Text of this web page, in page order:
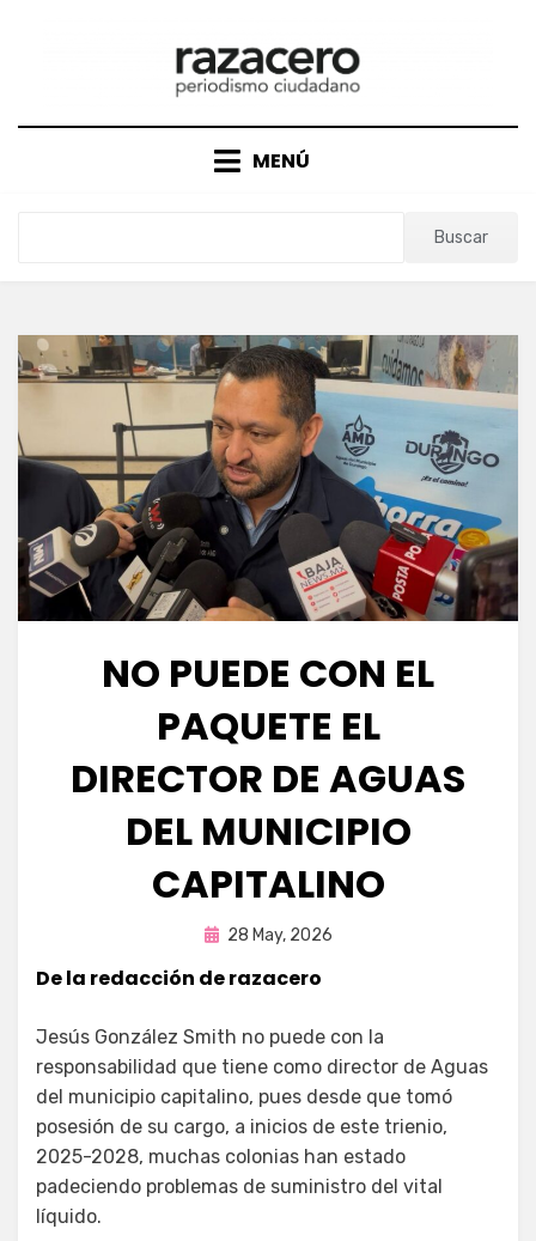
MENÚ
Buscar
NO PUEDE CON EL
PAQUETE EL
DIRECTOR DE AGUAS
DEL MUNICIPIO
CAPITALINO
porFernando Miranda Servín
Publicada
28 May, 2026
De la redacción de razacero
Jesús González Smith no puede con la
responsabilidad que tiene como director de Aguas
del municipio capitalino, pues desde que tomó
posesión de su cargo, a inicios de este trienio,
2025-2028, muchas colonias han estado
padeciendo problemas de suministro del vital
líquido.